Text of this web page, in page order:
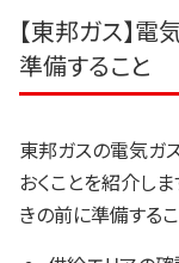
【東邦ガス】
準備すること
東邦ガスの電気ガ
おくことを紹介し
きの前に準備するこ